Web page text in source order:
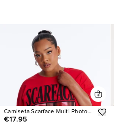
Camiseta Scarface Multi Photo
Oversized
€17.95